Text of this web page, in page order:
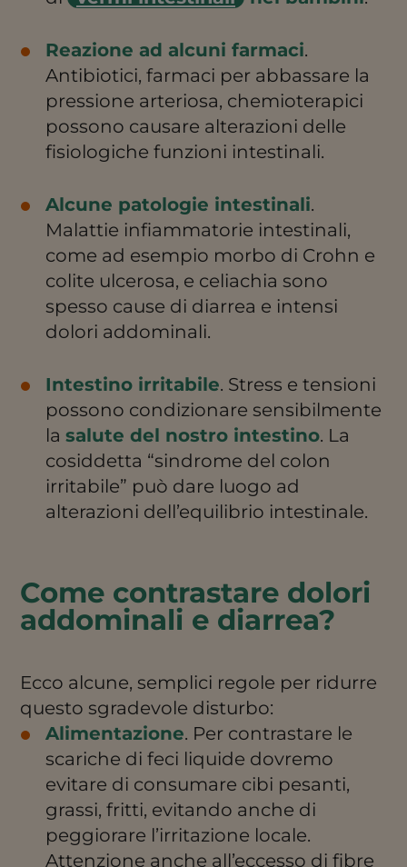
Reazione ad alcuni farmaci.
Antibiotici, farmaci per abbassare la
pressione arteriosa, chemioterapici
possono causare alterazioni delle
fisiologiche funzioni intestinali.
Alcune patologie intestinali.
Malattie infiammatorie intestinali,
come ad esempio morbo di Crohn e
colite ulcerosa, e celiachia sono
spesso cause di diarrea e intensi
dolori addominali.
Intestino irritabile. Stress e tensioni
possono condizionare sensibilmente
la salute del nostro intestino. La
cosiddetta “sindrome del colon
irritabile” può dare luogo ad
alterazioni dell’equilibrio intestinale.
Come contrastare dolori
addominali e diarrea?
Ecco alcune, semplici regole per ridurre
questo sgradevole disturbo:
Alimentazione. Per contrastare le
scariche di feci liquide dovremo
evitare di consumare cibi pesanti,
grassi, fritti, evitando anche di
peggiorare l’irritazione locale.
Attenzione anche all’eccesso di fibre